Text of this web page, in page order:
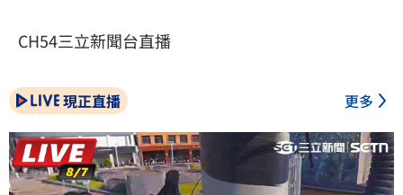
CH54三立新聞台直播
現正直播 更多